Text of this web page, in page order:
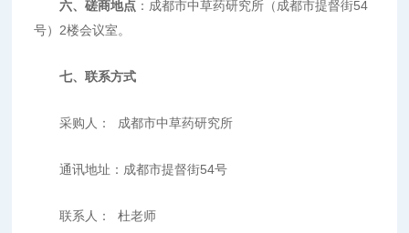
六、磋商地点：成都市中草药研究所（成都市提督街54
号）2楼会议室。
七、联系方式
采购人： 成都市中草药研究所
通讯地址：成都市提督街54号
联系人： 杜老师